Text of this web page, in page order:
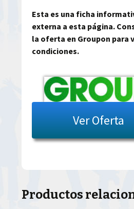
Esta es una ficha
externa a esta página.
la oferta en Groupon para
condiciones.
Ver Oferta
Productos